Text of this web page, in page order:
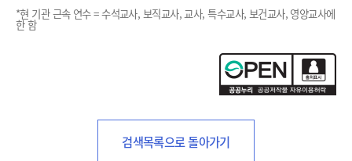
*현 기관 근속 연수 = 수석교사, 보직교사, 교사, 특수교사, 보건교사, 영양교사에
한 함
검색목록으로 돌아가기